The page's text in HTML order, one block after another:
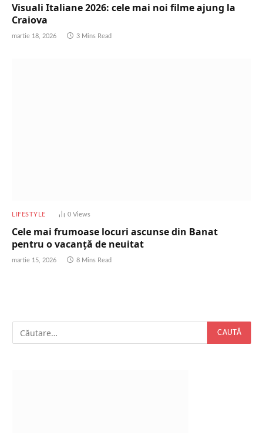
Visuali Italiane 2026: cele mai noi filme ajung la
Craiova
martie 18, 2026 3 Mins Read
LIFESTYLE 0 Views
Cele mai frumoase locuri ascunse din Banat
pentru o vacanță de neuitat
martie 15, 2026 8 Mins Read